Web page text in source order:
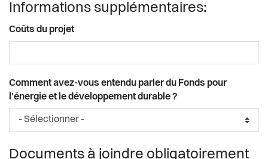
Informations supplémentaires:
Coûts du projet
Comment avez-vous entendu parler du Fonds pour
l'énergie et le développement durable ?
Documents à joindre obligatoirement